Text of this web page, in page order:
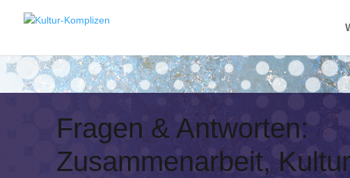
Fragen & Antworten:
Zusammenarbeit,